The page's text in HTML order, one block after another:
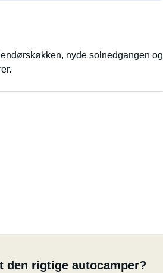
nyde solnedgangen og
den rigtige autocamper?